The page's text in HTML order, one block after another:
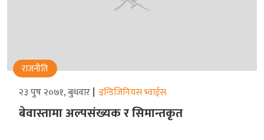
राजनीति
२३ पुष २०७१, बुधवार इन्डिजिनियस भ्वाईस
बेवास्तामा अल्पसंख्यक र सिमान्तकृत